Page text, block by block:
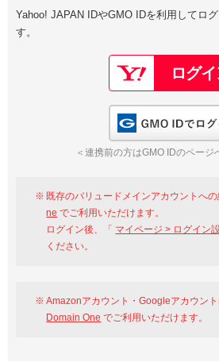
Google
GMO ID
※AmazonはValue Domain
Value Domain Oneアカ
以下でも登録可能
Google
GMO ID
Yahoo! JAPAN IDやGMO IDを利用してロ
す。
＜連携前の方はGMO IDのページ
既存のバリュードメインアカウントへ
ne でご利用いただけます。
ログイン後、「 マイページ > ログイン
ください。
Amazonアカウント・Googleアカウン
Domain One でご利用いただけます。